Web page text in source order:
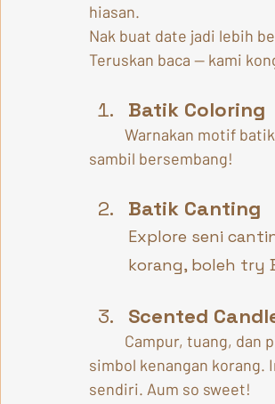
hiasan.
Nak buat date jadi lebih
Teruskan baca — kami
Batik Coloring
sambil bersembang!
Batik Canting
Explore seni
korang, boleh try
Scented
simbol kenangan korang.
sendiri. Aum so sweet!